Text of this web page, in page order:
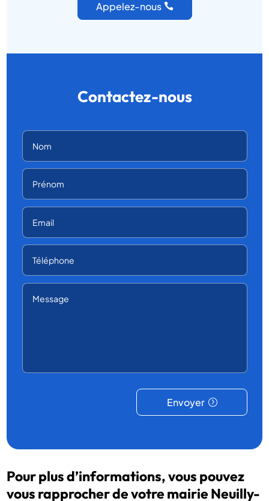
Appelez-nous
Contactez-nous
Envoyer
Pour plus d’informations, vous pouvez
vous rapprocher de votre mairie Neuilly-